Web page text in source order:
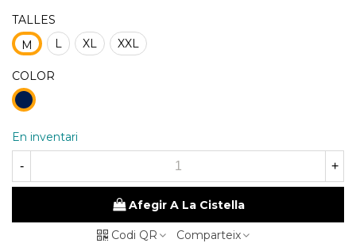
TALLES
M
L XL XXL
COLOR
98
Blau
Marí
En inventari
- +
Afegir A La Cistella
Codi QR Comparteix